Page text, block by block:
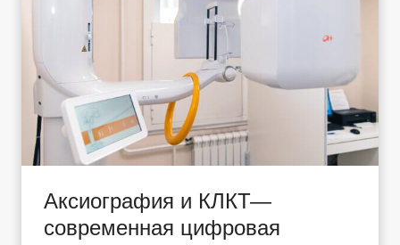
Аксиография и КЛКТ—
современная цифровая